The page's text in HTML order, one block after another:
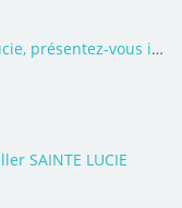
Nouveaux membres du forum Sainte Lucie, présentez-vous ici - 2026
SAINTE LUCIE